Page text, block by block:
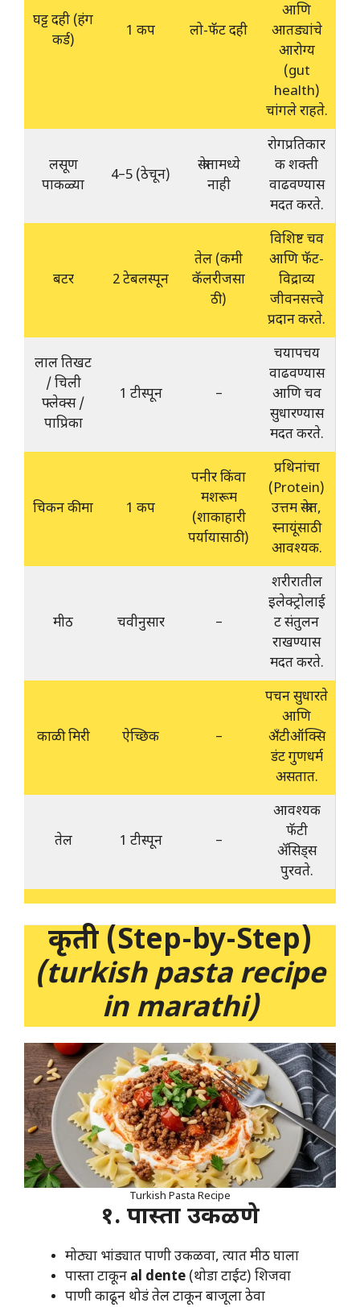
घट्ट दही (हंग
कर्ड)
1 कप लो-फॅट दही
आणि
आतड्यांचे
आरोग्य
(gut
health)
चांगले राहते.
लसूण
पाकळ्या
4–5 (ठेचून)
स्त्रोतामध्ये
नाही
रोगप्रतिकार
क शक्ती
वाढवण्यास
मदत करते.
बटर 2 टेबलस्पून
तेल (कमी
कॅलरीजसा
ठी)
विशिष्ट चव
आणि फॅट-
विद्राव्य
जीवनसत्त्वे
प्रदान करते.
लाल तिखट
/ चिली
फ्लेक्स /
पाप्रिका
1 टीस्पून –
चयापचय
वाढवण्यास
आणि चव
सुधारण्यास
मदत करते.
चिकन कीमा 1 कप
पनीर किंवा
मशरूम
(शाकाहारी
पर्यायासाठी)
प्रथिनांचा
(Protein)
उत्तम स्त्रोत,
स्नायूंसाठी
आवश्यक.
मीठ चवीनुसार –
शरीरातील
इलेक्ट्रोलाई
ट संतुलन
राखण्यास
मदत करते.
काळी मिरी ऐच्छिक –
पचन सुधारते
आणि
अँटीऑक्सि
डंट गुणधर्म
असतात.
तेल 1 टीस्पून –
आवश्यक
फॅटी
ॲसिड्स
पुरवते.
कृती (Step-by-Step)
(turkish pasta recipe
in marathi)
Turkish Pasta Recipe
१. पास्ता उकळणे
मोठ्या भांड्यात पाणी उकळवा, त्यात मीठ घाला
पास्ता टाकून al dente (थोडा टाईट) शिजवा
पाणी काढून थोडं तेल टाकून बाजूला ठेवा